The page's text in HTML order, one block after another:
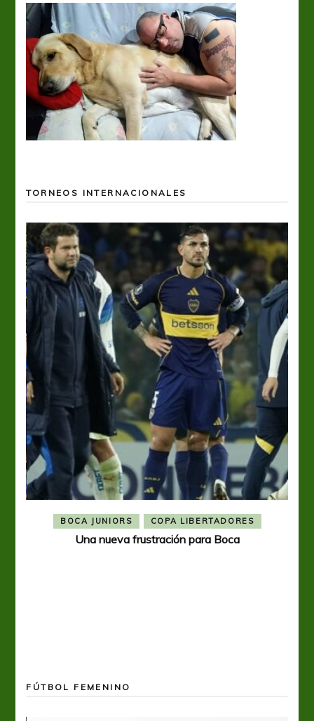
TORNEOS INTERNACIONALES
BOCA JUNIORS COPA LIBERTADORES
Una nueva frustración para Boca
FÚTBOL FEMENINO